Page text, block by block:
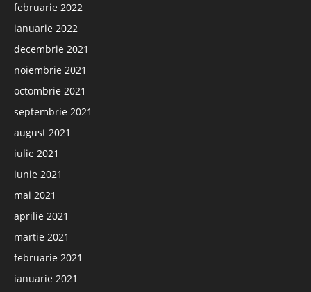
februarie 2022
ianuarie 2022
decembrie 2021
noiembrie 2021
octombrie 2021
septembrie 2021
august 2021
iulie 2021
iunie 2021
mai 2021
aprilie 2021
martie 2021
februarie 2021
ianuarie 2021